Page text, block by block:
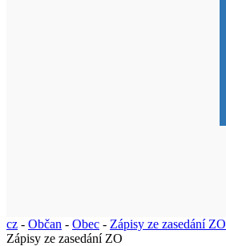
cz - Občan - Obec - Zápisy ze zasedání ZO
Zápisy ze zasedání ZO